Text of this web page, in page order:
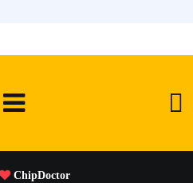
ChipDoctor